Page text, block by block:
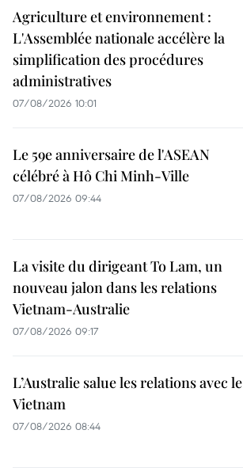
Agriculture et environnement :
L'Assemblée nationale accélère la
simplification des procédures
administratives
07/08/2026 10:01
Le 59e anniversaire de l'ASEAN
célébré à Hô Chi Minh-Ville
07/08/2026 09:44
La visite du dirigeant To Lam, un
nouveau jalon dans les relations
Vietnam-Australie
07/08/2026 09:17
L’Australie salue les relations avec le
Vietnam
07/08/2026 08:44